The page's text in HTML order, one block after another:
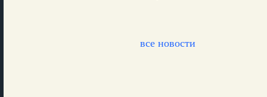
все новости